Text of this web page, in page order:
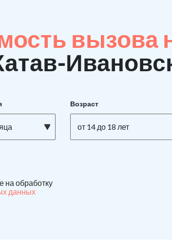
вызова
Возраст
от 14 до 18 лет
на обработку
данных